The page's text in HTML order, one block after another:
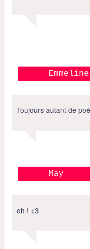
Emmeline
Toujours autant de
May
oh ! <3